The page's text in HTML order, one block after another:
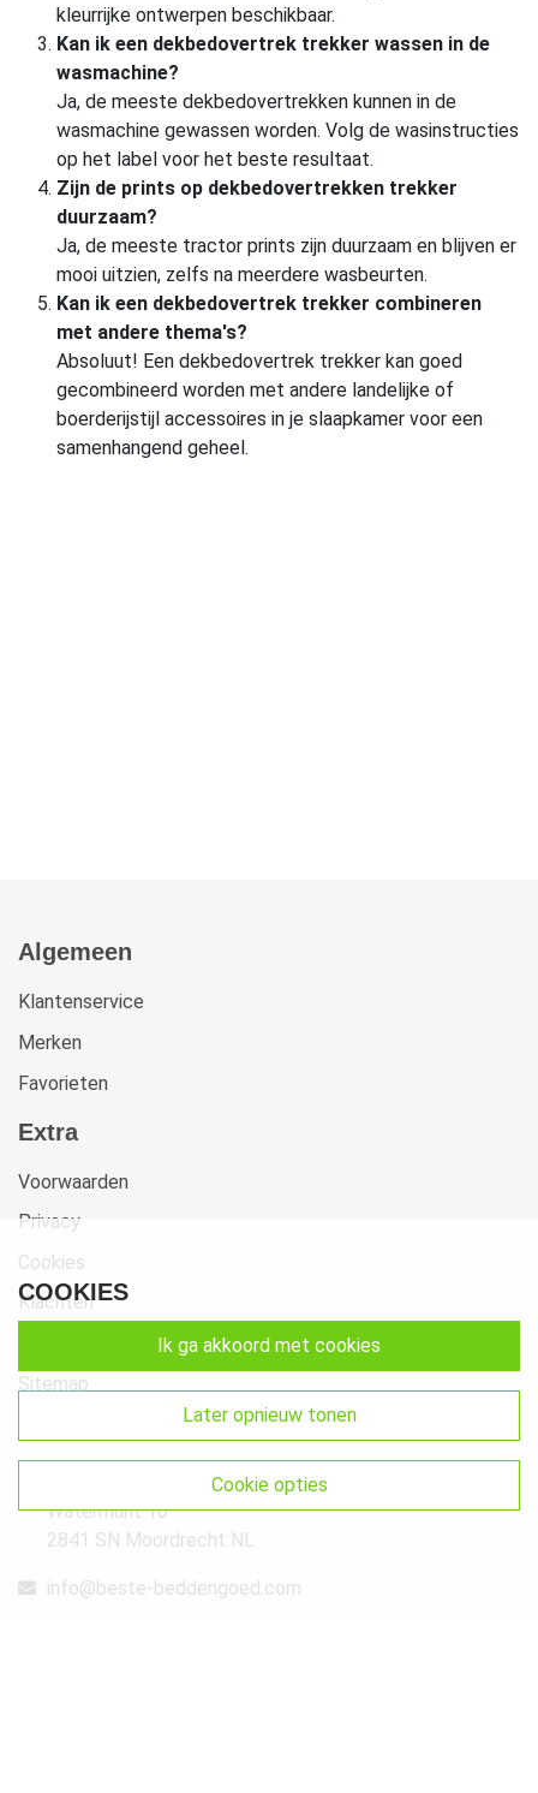
kleurrijke ontwerpen beschikbaar.
Kan ik een dekbedovertrek trekker wassen in de
wasmachine?
Ja, de meeste dekbedovertrekken kunnen in de
wasmachine gewassen worden. Volg de wasinstructies
op het label voor het beste resultaat.
Zijn de prints op dekbedovertrekken trekker
duurzaam?
Ja, de meeste tractor prints zijn duurzaam en blijven er
mooi uitzien, zelfs na meerdere wasbeurten.
Kan ik een dekbedovertrek trekker combineren
met andere thema's?
Absoluut! Een dekbedovertrek trekker kan goed
gecombineerd worden met andere landelijke of
boerderijstijl accessoires in je slaapkamer voor een
samenhangend geheel.
Algemeen
Klantenservice
Merken
Favorieten
Extra
Voorwaarden
Privacy
Cookies
Klachten
Retourneren & Ruilen
Sitemap
Beste-Beddengoed.com
Watermunt 10
2841 SN Moordrecht NL
info@beste-beddengoed.com
COOKIES
ik ga akkoord met cookies
later opnieuw tonen
cookie opties